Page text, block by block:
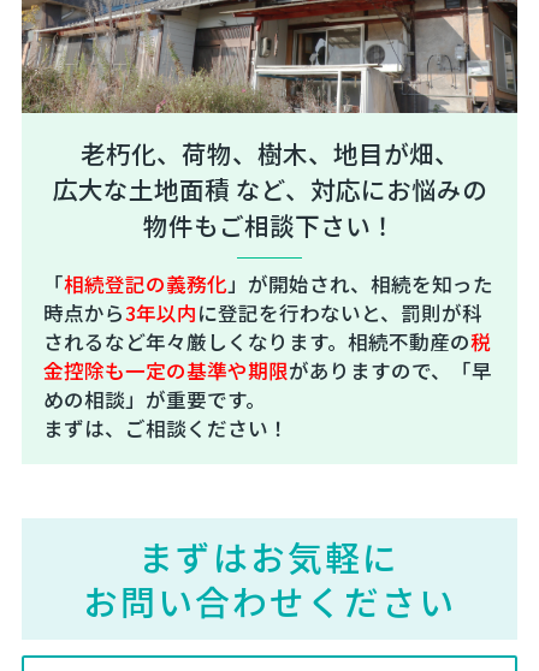
老朽化、荷物、樹木、地目が畑、
広大な土地面積 など、対応にお悩みの
物件もご相談下さい！
「相続登記の義務化」が開始され、相続を知った
時点から3年以内に登記を行わないと、罰則が科
されるなど年々厳しくなります。相続不動産の税
金控除も一定の基準や期限がありますので、「早
めの相談」が重要です。
まずは、ご相談ください！
まずはお気軽に
お問い合わせください